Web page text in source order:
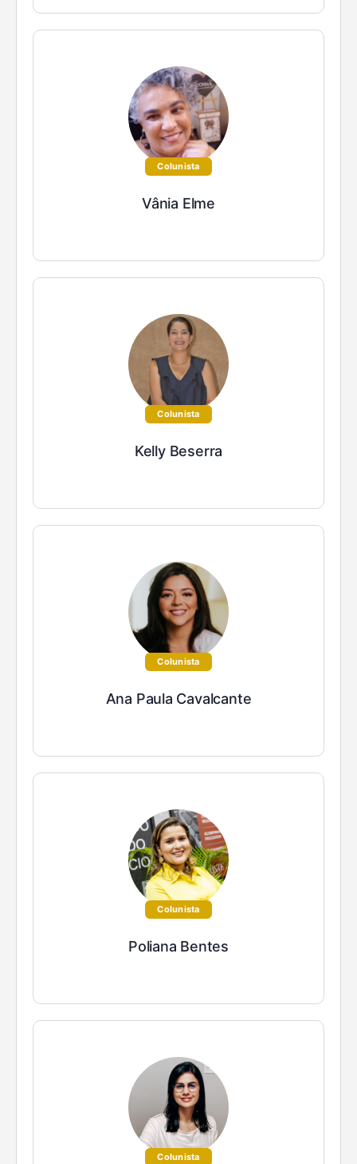
Colunista
Vânia Elme
Colunista
Kelly Beserra
Colunista
Ana Paula Cavalcante
Colunista
Poliana Bentes
Colunista